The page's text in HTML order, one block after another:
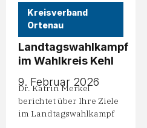
Kreisverband
Ortenau
Landtagswahlkampf
im Wahlkreis Kehl
9. Februar 2026
Dr. Katrin Merkel
berichtet über Ihre Ziele
im Landtagswahlkampf